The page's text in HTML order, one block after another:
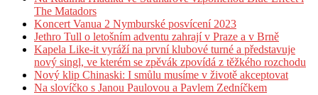
The Matadors
Koncert Vanua 2 Nymburské posvícení 2023
Jethro Tull o letošním adventu zahrají v Praze a v Brně
Kapela Like-it vyráží na první klubové turné a představuje
nový singl, ve kterém se zpěvák zpovídá z těžkého rozchodu
Nový klip Chinaski: I smůlu musíme v životě akceptovat
Na slovíčko s Janou Paulovou a Pavlem Zedníčkem